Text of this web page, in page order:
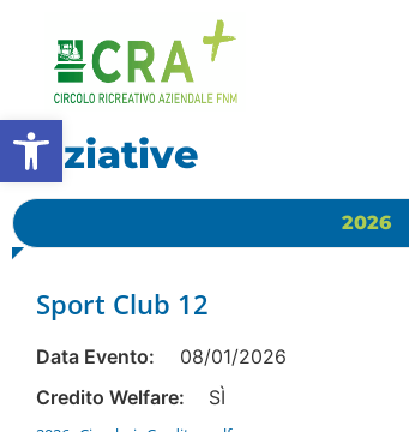
Apri la barra degli strumenti
Iniziative
2026
Sport Club 12
Data Evento:
08/01/2026
Credito Welfare:
SÌ